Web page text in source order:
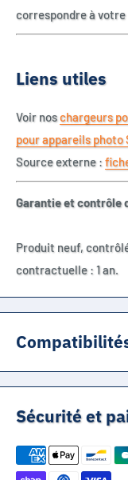
correspondre à
Liens utiles
Voir noschargeurs
pour appareils photo
Source externe :
Garantie et contrôle
Produit neuf,
contractuelle : 1 an.
Sony Cyber-shot
Sony Cyber-shot DSC-
Sony Cyber-shot
Sécurité et